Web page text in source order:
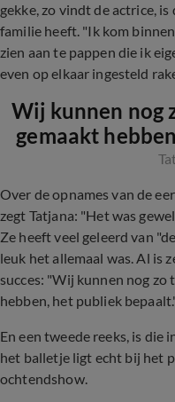
gekke, zo vindt de actrice,
familie heeft. "Ik kom
zien aan te pappen die ik
even op elkaar ingesteld
Wij kunnen nog
gemaakt
Over de opnames van de
zegt Tatjana: "Het was
Ze heeft veel geleerd van
leuk het allemaal was. Al is
succes: "Wij kunnen nog
hebben, het publiek
En een tweede reeks, is die
het balletje ligt echt bij het
ochtendshow.